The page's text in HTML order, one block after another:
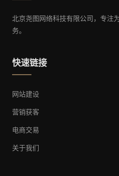
北京尧图网络科技有限公司，专注
务。
快速链接
网站建设
营销获客
电商交易
关于我们